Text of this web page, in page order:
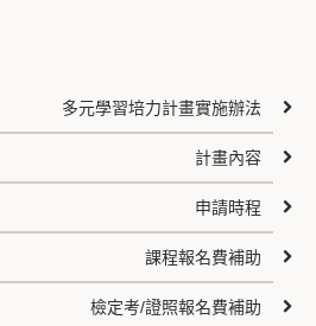
多元學習培力計畫實施辦法
計畫內容
申請時程
課程報名費補助
檢定考/證照報名費補助